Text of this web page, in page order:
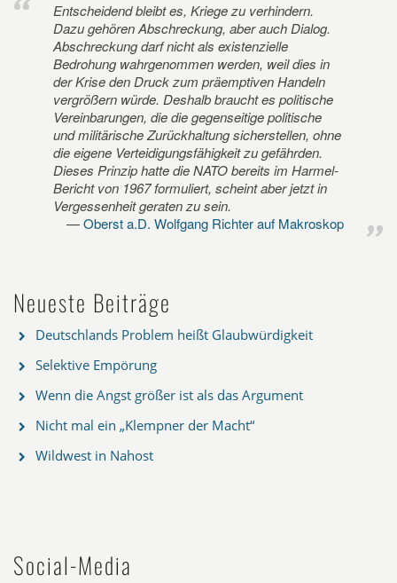
Entscheidend bleibt es, Kriege zu verhindern.
Dazu gehören Abschreckung, aber auch Dialog.
Abschreckung darf nicht als existenzielle
Bedrohung wahrgenommen werden, weil dies in
der Krise den Druck zum präemptiven Handeln
vergrößern würde. Deshalb braucht es politische
Vereinbarungen, die die gegenseitige politische
und militärische Zurückhaltung sicherstellen, ohne
die eigene Verteidigungsfähigkeit zu gefährden.
Dieses Prinzip hatte die NATO bereits im Harmel-
Bericht von 1967 formuliert, scheint aber jetzt in
Vergessenheit geraten zu sein.
Oberst a.D. Wolfgang Richter auf Makroskop
Neueste Beiträge
Deutschlands Problem heißt Glaubwürdigkeit
Selektive Empörung
Wenn die Angst größer ist als das Argument
Nicht mal ein „Klempner der Macht“
Wildwest in Nahost
Social-Media